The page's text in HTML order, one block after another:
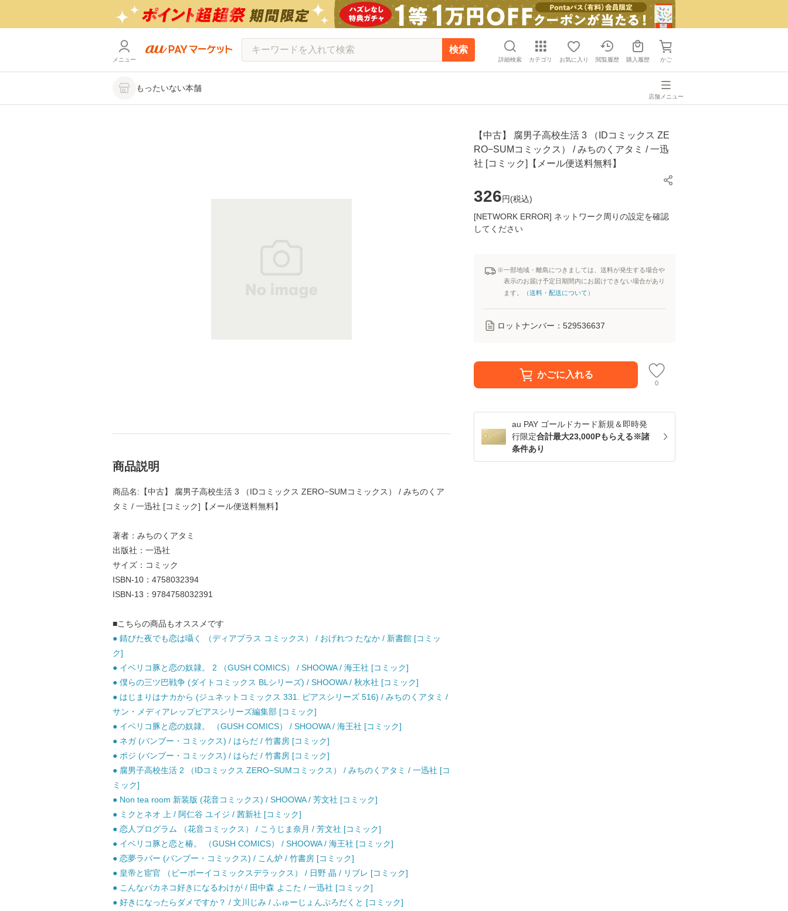
メニュー
検索
詳細検索 カテゴリ お気に入り 閲覧履歴 購入履歴 かご
もったいない本舗
店舗メニュー
【中古】 腐男子高校生活 3 （IDコミックス ZE
RO−SUMコミックス） / みちのくアタミ / 一迅
社 [コミック]【メール便送料無料】
326円(税込)
[NETWORK ERROR] ネットワーク周りの設定を確認
してください
※一部地域・離島につきましては、送料が発生する場合や
表示のお届け予定日期間内にお届けできない場合があり
ます。（送料・配送について ）
ロットナンバー： 529536637
かごに入れる
0
au PAY ゴールドカード新規＆即時発
行限定合計最大23,000Pもらえる※諸
条件あり
商品説明
商品名:【中古】 腐男子高校生活 3 （IDコミックス ZERO−SUMコミックス） / みちのくア
タミ / 一迅社 [コミック]【メール便送料無料】
著者：みちのくアタミ
出版社：一迅社
サイズ：コミック
ISBN-10：4758032394
ISBN-13：9784758032391
■こちらの商品もオススメです
● 錆びた夜でも恋は囁く （ディアプラス コミックス） / おげれつ たなか / 新書館 [コミッ
ク]
● イベリコ豚と恋の奴隷。 2 （GUSH COMICS） / SHOOWA / 海王社 [コミック]
● 僕らの三ツ巴戦争 (ダイトコミックス BLシリーズ) / SHOOWA / 秋水社 [コミック]
● はじまりはナカから (ジュネットコミックス 331. ピアスシリーズ 516) / みちのくアタミ /
サン・メディアレップピアスシリーズ編集部 [コミック]
● イベリコ豚と恋の奴隷。 （GUSH COMICS） / SHOOWA / 海王社 [コミック]
● ネガ (バンブー・コミックス) / はらだ / 竹書房 [コミック]
● ポジ (バンブー・コミックス) / はらだ / 竹書房 [コミック]
● 腐男子高校生活 2 （IDコミックス ZERO−SUMコミックス） / みちのくアタミ / 一迅社 [コ
ミック]
● Non tea room 新装版 (花音コミックス) / SHOOWA / 芳文社 [コミック]
● ミクとネオ 上 / 阿仁谷 ユイジ / 茜新社 [コミック]
● 恋人プログラム （花音コミックス） / こうじま奈月 / 芳文社 [コミック]
● イベリコ豚と恋と椿。 （GUSH COMICS） / SHOOWA / 海王社 [コミック]
● 恋夢ラバー (バンブー・コミックス) / こん炉 / 竹書房 [コミック]
● 皇帝と宦官 （ビーボーイコミックスデラックス） / 日野 晶 / リブレ [コミック]
● こんなバカネコ好きになるわけが / 田中森 よこた / 一迅社 [コミック]
● 好きになったらダメですか？ / 文川じみ / ふゅーじょんぷろだくと [コミック]